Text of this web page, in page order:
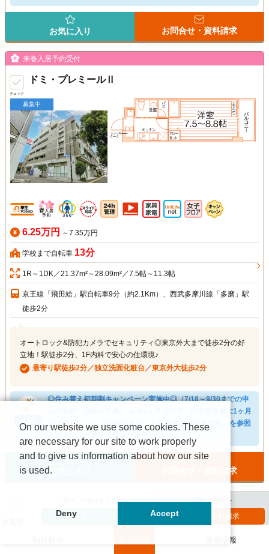
お気に入り お問合せ・資料請求
チェック
来春入居予約受付
ドミ・プレミールⅡ
募集中
6.25万円 ～7.35万円
学校まで自転車 13分
1R～1DK／21.37m²～28.09m²／7.5帖～11.3帖
京王線「飛田給」駅自転車9分（約2.1Km）、西武多摩川線「多磨」駅
徒歩2分
オートロック&防犯カメラでセキュリティ◎東京外大まで徒歩2分の好
立地！駅徒歩2分、1F内科で安心の住環境♪
最寄り駅徒歩2分／独立洗面化粧台／東京外大徒歩2分
◎住み替え初期割キャンペーン実施中◎（7/18～9/30までの申
込先着順・在校生対象） 礼金1ヶ月分OFF・初月家賃最大1ヶ月
分フリーレント ※対象部屋は「入居募集中の部屋情報」を参照
お気に入り お問合せ・資料請求
選択した物件をまとめて
お気に入りに追加
追加した物件を
一括資料請求
新着情報
On our website we use some cookies. These
are necessary for our site to work properly
and to give us information about how our site
is used.
Deny Accept